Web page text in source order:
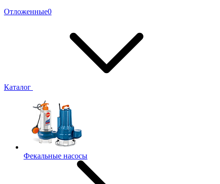
Отложенные0
Каталог
Фекальные насосы